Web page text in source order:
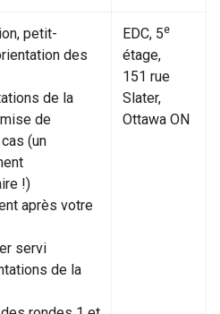
petit-
des
de la
de
cas (un
!)
après votre
servi
de la
EDC, 5e
étage,
151 rue
Slater,
Ottawa ON